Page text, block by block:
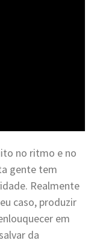
no ritmo e no
gente tem
Realmente
caso, produzir
em
da